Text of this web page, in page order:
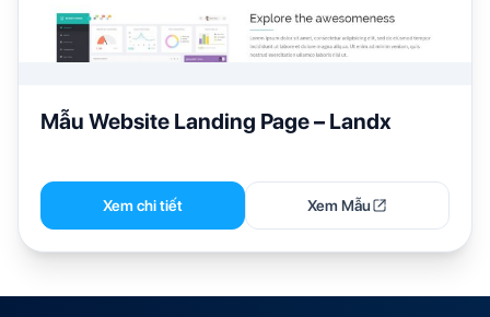
Mẫu Website Landing Page – Landx
Xem chi tiết Xem Mẫu